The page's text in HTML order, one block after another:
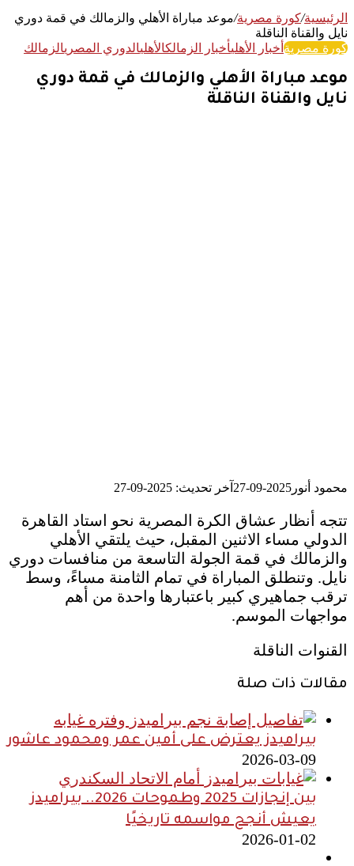
الرئيسية/كورة مصرية/موعد مباراة الأهلي والزمالك في قمة دوري
نايل والقناة الناقلة
كورة مصرية أخبار الأهليأخبار الزمالكالأهليالدوري المصريالزمالك
موعد مباراة الأهلي والزمالك في قمة دوري
نايل والقناة الناقلة
محمود أنور 2025-09-27 آخر تحديث: 2025-09-27
تتجه أنظار عشاق الكرة المصرية نحو استاد القاهرة
الدولي مساء الاثنين المقبل، حيث يلتقي الأهلي
والزمالك في قمة الجولة التاسعة من منافسات دوري
نايل. وتنطلق المباراة في تمام الثامنة مساءً، وسط
ترقب جماهيري كبير باعتبارها واحدة من أهم
مواجهات الموسم.
القنوات الناقلة
مقالات ذات صلة
بيراميدز يعترض على أمين عمر ومحمود عاشور
2026-03-09
بين إنجازات 2025 وطموحات 2026.. بيراميدز
يعيش أنجح مواسمه تاريخيًا
2026-01-02